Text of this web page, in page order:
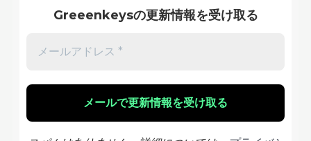
Greeenkeysの更新情報を受け取る